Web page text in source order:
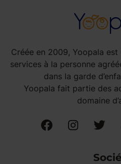
Créée en 2009, Yoopala
services à la personne
dans la garde
Yoopala fait partie des
domaine